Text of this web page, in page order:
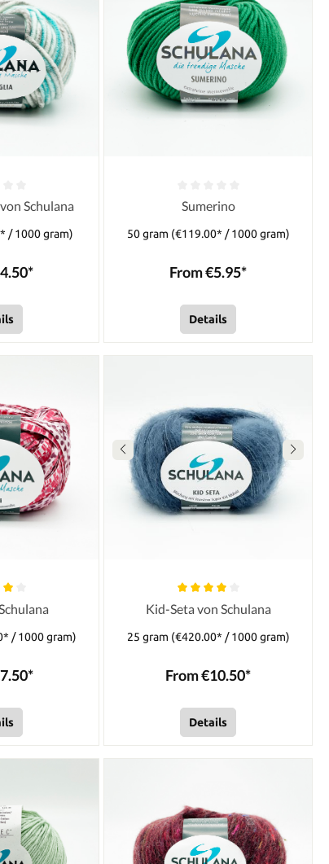
Schulana
/ 1000 gram)
Sumerino
50 gram (€119.00* / 1000 gram)
From €5.95*
Details
/ 1000 gram)
Kid-Seta von Schulana
25 gram (€420.00* / 1000 gram)
From €10.50*
Details